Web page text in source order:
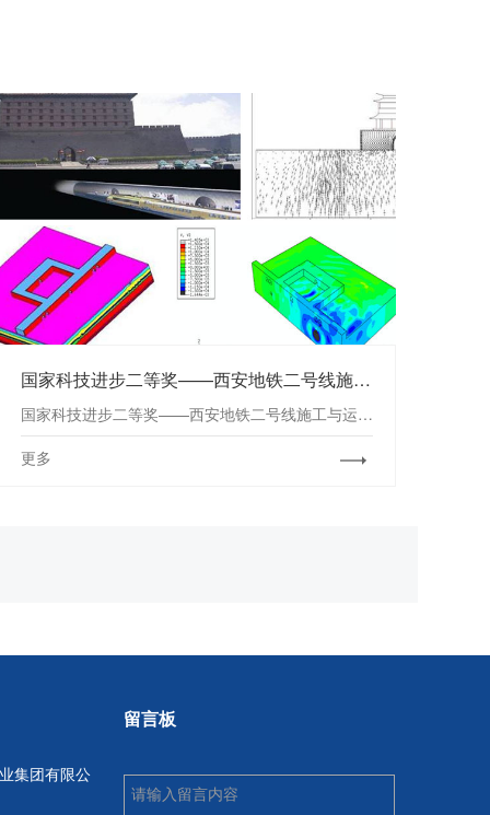
国家科技进步二等奖——西安地铁二号线施工与运行对西安城墙、钟楼影响专题研究
国家科技进步二等奖——西安地铁二号线施工与运行对西安城墙、钟楼影响专题研究
更多
集团有限公
留言板